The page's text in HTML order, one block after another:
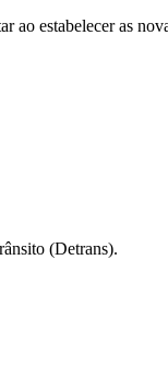
ao estabelecer as
(Detrans).